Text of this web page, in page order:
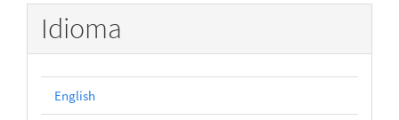
Idioma
English